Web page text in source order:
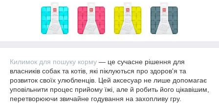
Килимок для пошуку корму — це сучасне рішення для
власників собак та котів, які піклуються про здоров'я та
розвиток своїх улюбленців. Цей аксесуар не лише допомагає
уповільнити процес прийому їжі, але й робить його цікавішим,
перетворюючи звичайне годування на захопливу гру.